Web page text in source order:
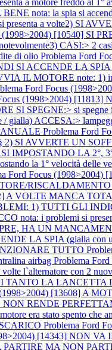
nota: la spia si
a volte2) SI
(1998>2004) [10540] SI
CASI:> 2
di olio Problema Ford
SI ACCENDE LA
IL MOTORE note: 1)
Ford Focus
(1998>2004) [11813]
SI SPEGNE:> si
gialla) ACCESA:>
Problema Ford
2) SI AVVERTE UN
IMPOSTANDO LA
la 1° velocità delle
Ford Focus
A VOLTE MANCA
1) TUTTI GLI
i problemi si
HA UN
LA SPIA (gialla
TUTTO
airbag Problema
l`alternatore con 2
TANTO LA
(1998>2004) [13608] A
RENDE
era stato spento che
Problema Ford
[14343] NON
MA NON